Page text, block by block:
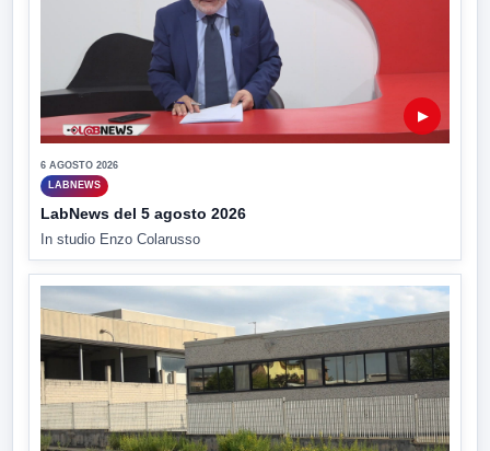
▶
6 AGOSTO 2026
LABNEWS
LabNews del 5 agosto 2026
In studio Enzo Colarusso